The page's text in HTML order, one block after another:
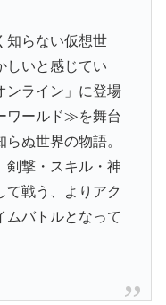
知らない仮想世
しいと感じてい
ンライン」に登場
ワールド≫を舞台
ぬ世界の物語。
剣撃・スキル・神
戦う、よりアク
ムバトルとなって